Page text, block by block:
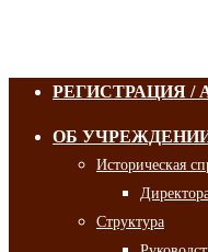
РЕГИСТРАЦИЯ /
ОБ
Историческая
Структура